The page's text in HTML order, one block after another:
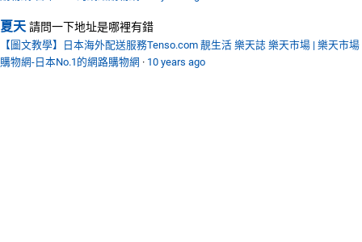
夏天 請問一下地址是哪裡有錯
【圖文教學】日本海外配送服務Tenso.com 靚生活 樂天誌 樂天市場 | 樂天市場
購物網-日本No.1的網路購物網 · 10 years ago